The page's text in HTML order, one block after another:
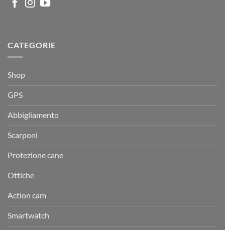
CATEGORIE
Shop
GPS
Abbigliamento
Scarponi
Protezione cane
Ottiche
Action cam
Smartwatch